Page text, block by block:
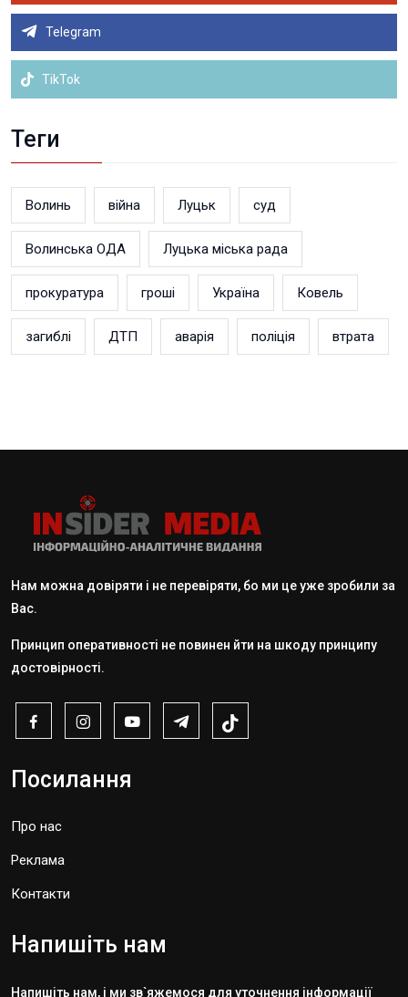
Telegram
TikTok
Теги
Волинь війна Луцьк суд
Волинська ОДА Луцька міська рада
прокуратура гроші Україна Ковель
загиблі ДТП аварія поліція втрата
Нам можна довіряти і не перевіряти, бо ми це уже зробили за
Вас.
Принцип оперативності не повинен йти на шкоду принципу
достовірності.
Посилання
Про нас
Реклама
Контакти
Напишіть нам
Напишіть нам, і ми зв`яжемося для уточнення інформації